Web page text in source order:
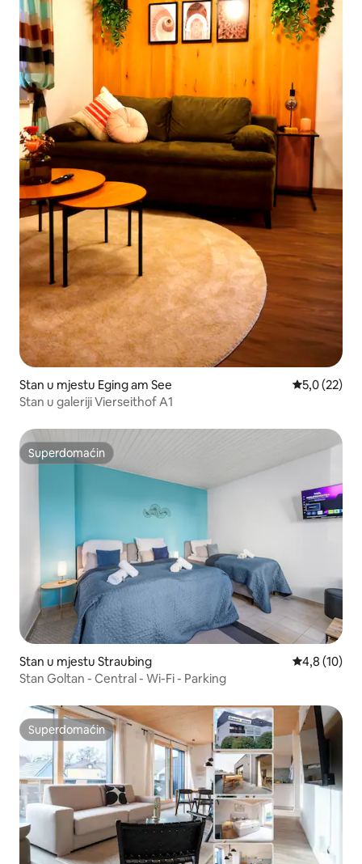
Stan u mjestu Eging am See Prosječna
5,0 (22)
Stan u galeriji Vierseithof A1
Superdomaćin
Superdomaćin
Stan u mjestu Straubing Prosječna
4,8 (10)
Stan Goltan - Central - Wi-Fi - Parking
Superdomaćin
Superdomaćin